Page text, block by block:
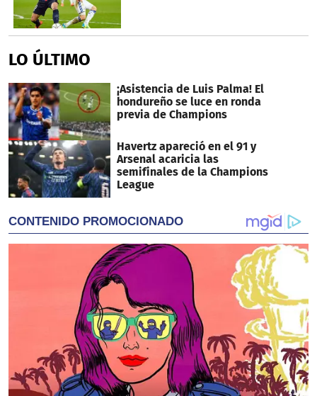
LO ÚLTIMO
¡Asistencia de Luis Palma! El
hondureño se luce en ronda
previa de Champions
Havertz apareció en el 91 y
Arsenal acaricia las
semifinales de la Champions
League